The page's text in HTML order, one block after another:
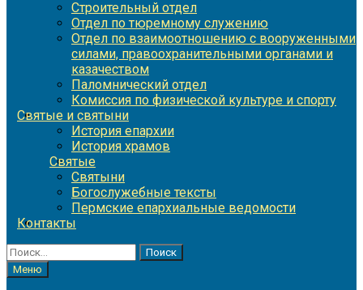
Строительный отдел
Отдел по тюремному служению
Отдел по взаимоотношению с вооруженными
силами, правоохранительными органами и
казачеством
Паломнический отдел
Комиссия по физической культуре и спорту
Святые и святыни
История епархии
История храмов
Святые
Святыни
Богослужебные тексты
Пермские епархиальные ведомости
Контакты
Найти:
Меню